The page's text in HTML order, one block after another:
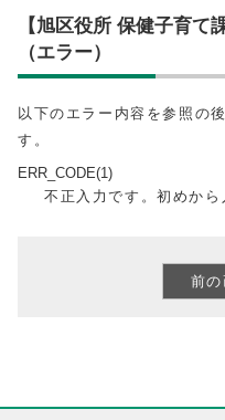
【旭区役所 保健子育て
（エラー）
以下のエラー内容を参照の
す。
ERR_CODE(1)
不正入力です。初めから